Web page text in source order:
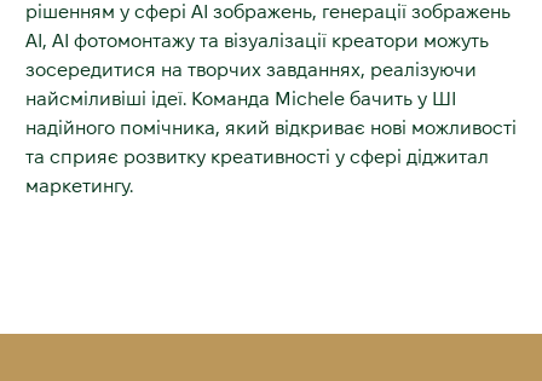
рішенням у сфері АІ зображень, генерації зображень
АІ, АІ фотомонтажу та візуалізації креатори можуть
зосередитися на творчих завданнях, реалізуючи
найсміливіші ідеї. Команда Michele бачить у ШІ
надійного помічника, який відкриває нові можливості
та сприяє розвитку креативності у сфері діджитал
маркетингу.